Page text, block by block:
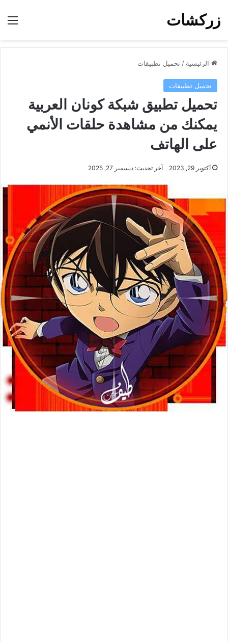
زركشات
الرئيسية / تحميل تطبيقات
تحميل تطبيقات
تحميل تطبيق شبكة كونان العربية
يمكنك من مشاهدة حلقات الأنمي
على الهاتف
أكتوبر 29, 2023 آخر تحديث: ديسمبر 27, 2025